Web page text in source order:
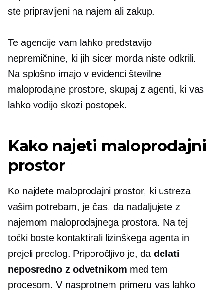
ste pripravljeni na najem ali zakup.
Te agencije vam lahko predstavijo
nepremičnine, ki jih sicer morda niste odkrili.
Na splošno imajo v evidenci številne
maloprodajne prostore, skupaj z agenti, ki vas
lahko vodijo skozi postopek.
Kako najeti maloprodajni
prostor
Ko najdete maloprodajni prostor, ki ustreza
vašim potrebam, je čas, da nadaljujete z
najemom maloprodajnega prostora. Na tej
točki boste kontaktirali lizinškega agenta in
prejeli predlog. Priporočljivo je, dadelati
neposredno z odvetnikom med tem
procesom. V nasprotnem primeru vas lahko